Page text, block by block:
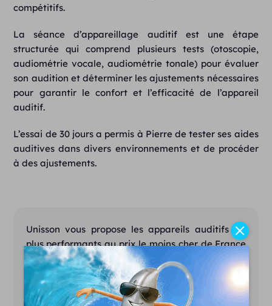
compétitifs.
La séance d’appareillage auditif est une étape
structurée qui comprend plusieurs tests (otoscopie,
audiométrie vocale, audiométrie tonale) pour évaluer
son audition et déterminer les ajustements nécessaires
pour garantir le confort et l’efficacité de l’appareil
auditif.
L’essai de 30 jours a permis à Pierre de tester ses aides
auditives dans divers environnements et de procéder
à des ajustements.
Unisson vous propose les appareils auditifs les
plus performants au prix le moins cher de France
Des prix justes et transparents